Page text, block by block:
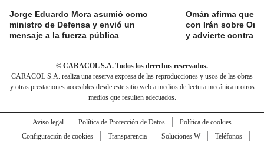
Jorge Eduardo Mora asumió como
ministro de Defensa y envió un
mensaje a la fuerza pública
Omán afirma que
con Irán sobre
y advierte contra
© CARACOL S.A. Todos los derechos reservados.
CARACOL S.A. realiza una reserva expresa de las reproducciones y usos de las obras
y otras prestaciones accesibles desde este sitio web a medios de lectura mecánica u otros
medios que resulten adecuados.
Aviso legal Política de Protección de Datos
Política de cookies
Configuración de cookies
Transparencia Soluciones W
Teléfonos